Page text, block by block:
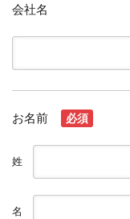
会社名
お名前 必須
姓
名